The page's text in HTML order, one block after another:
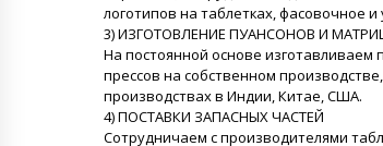
логотипов на таблетках, фасовочное
3) ИЗГОТОВЛЕНИЕ ПУАНСОНОВ И
На постоянной основе изготавливаем
прессов на собственном
производствах в Индии, Китае, США.
4) ПОСТАВКИ ЗАПАСНЫХ ЧАСТЕЙ
Сотрудничаем с производителями